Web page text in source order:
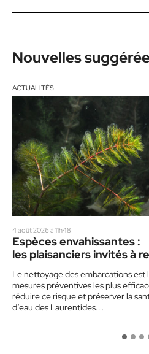
Nouvelles
ACTUALITÉS
4 août 2026 à 11h48
Espèces envahissantes :
les plaisanciers invités à
Le nettoyage des embarcations est
mesures préventives les plus
réduire ce risque et préserver la
d’eau des Laurentides.…